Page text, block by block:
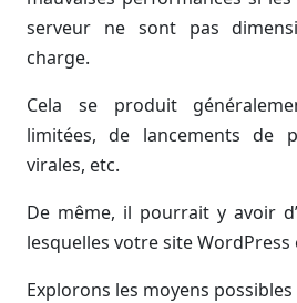
serveur ne sont pas
charge.
Cela se produit
limitées, de lancements de
virales, etc.
De même, il pourrait y avoir
lesquelles votre site
Explorons les moyens possibles